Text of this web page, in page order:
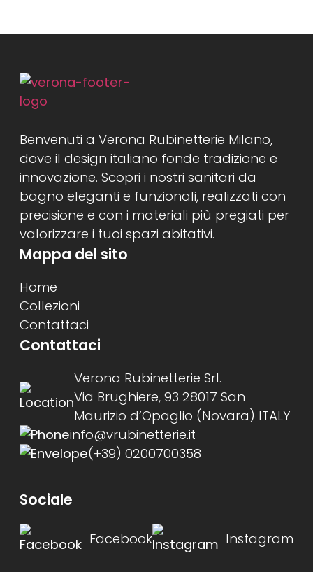
Benvenuti a Verona Rubinetterie Milano,
dove il design italiano fonde tradizione e
innovazione. Scopri i nostri sanitari da
bagno eleganti e funzionali, realizzati con
precisione e con i materiali più pregiati per
valorizzare i tuoi spazi abitativi.
Mappa del sito
Home
Collezioni
Contattaci
Contattaci
Verona Rubinetterie Srl.
Via Brughiere, 93 28017 San
Maurizio d’Opaglio (Novara) ITALY
info@vrubinetterie.it
(+39) 0200700358
Sociale
Facebook Instagram